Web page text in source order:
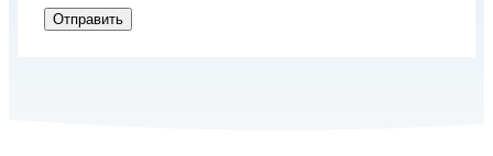
Отправить